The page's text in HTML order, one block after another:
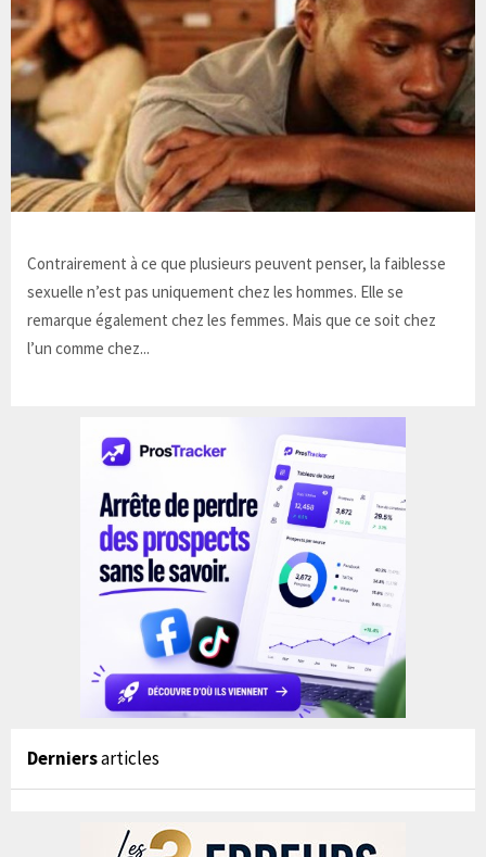
Contrairement à ce que plusieurs peuvent penser, la faiblesse
sexuelle n’est pas uniquement chez les hommes. Elle se
remarque également chez les femmes. Mais que ce soit chez
l’un comme chez...
Derniersarticles